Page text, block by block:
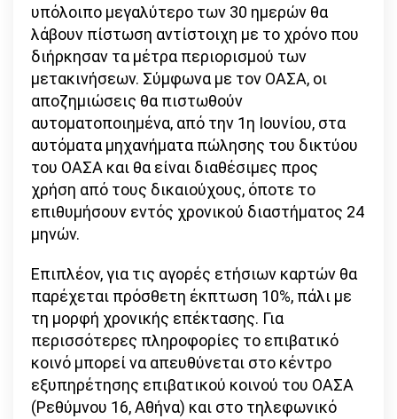
στα
ΜΜΜ
υπόλοιπο μεγαλύτερο των 30 ημερών θα
λάβουν πίστωση αντίστοιχη με το χρόνο που
διήρκησαν τα μέτρα περιορισμού των
μετακινήσεων. Σύμφωνα με τον ΟΑΣΑ, οι
αποζημιώσεις θα πιστωθούν
αυτοματοποιημένα, από την 1η Ιουνίου, στα
αυτόματα μηχανήματα πώλησης του δικτύου
του ΟΑΣΑ και θα είναι διαθέσιμες προς
χρήση από τους δικαιούχους, όποτε το
επιθυμήσουν εντός χρονικού διαστήματος 24
μηνών.
Επιπλέον, για τις αγορές ετήσιων καρτών θα
παρέχεται πρόσθετη έκπτωση 10%, πάλι με
τη μορφή χρονικής επέκτασης. Για
περισσότερες πληροφορίες το επιβατικό
κοινό μπορεί να απευθύνεται στο κέντρο
εξυπηρέτησης επιβατικού κοινού του ΟΑΣΑ
(Ρεθύμνου 16, Αθήνα) και στο τηλεφωνικό